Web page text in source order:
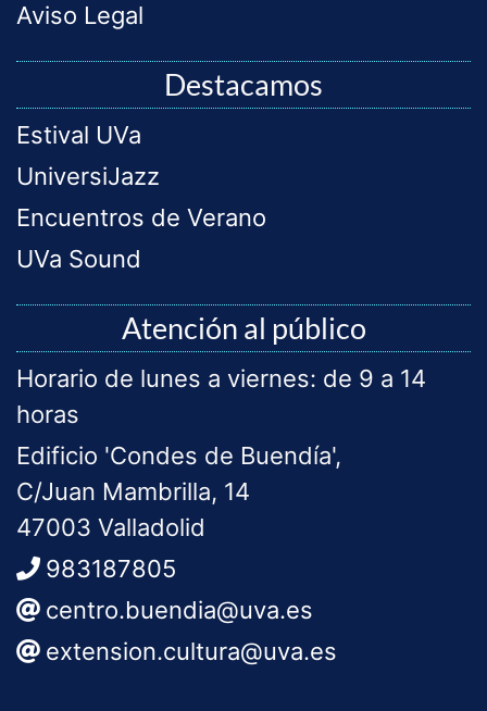
Aviso Legal
Destacamos
Estival UVa
UniversiJazz
Encuentros de Verano
UVa Sound
Atención al público
Horario de lunes a viernes: de 9 a 14
horas
Edificio 'Condes de Buendía',
C/Juan Mambrilla, 14
47003 Valladolid
983187805
centro.buendia@uva.es
extension.cultura@uva.es